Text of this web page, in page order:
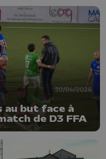
30/04/2026
au but face à
de D3 FFA